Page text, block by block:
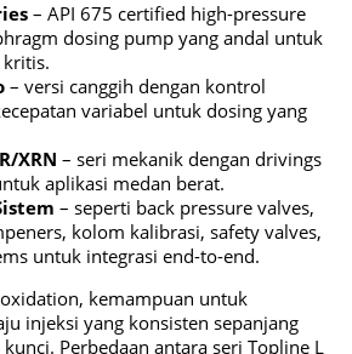
– API 675 certified high-pressure
dosing pump yang andal untuk
kritis.
– versi canggih dengan kontrol
variabel untuk dosing yang
XRN – seri mekanik dengan drivings
aplikasi medan berat.
– seperti back pressure valves,
kolom kalibrasi, safety valves,
untuk integrasi end-to-end.
kemampuan untuk
injeksi yang konsisten sepanjang
Perbedaan antara seri Topline L